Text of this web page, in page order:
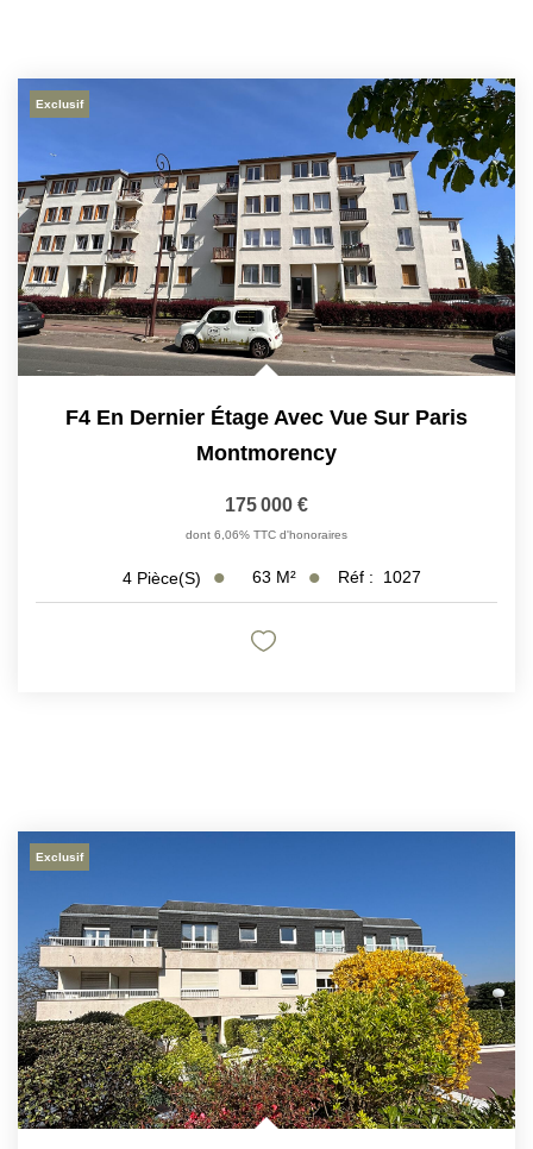
Exclusif
F4 En Dernier Étage Avec Vue Sur Paris
Montmorency
175 000 €
dont 6,06% TTC d'honoraires
4 Pièce(s) 63 M² Réf : 1027
Exclusif